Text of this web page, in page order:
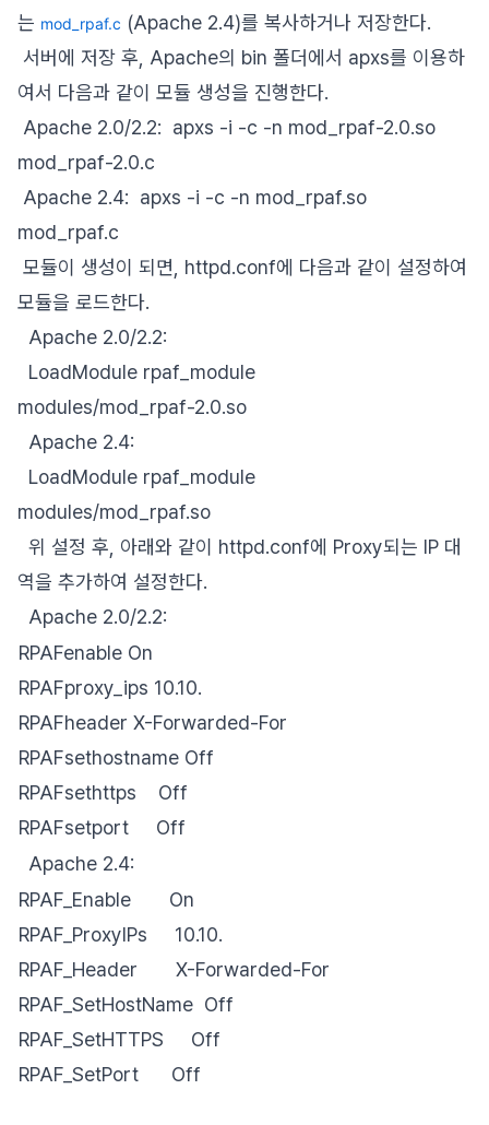
는 mod_rpaf.c (Apache 2.4)를 복사하거나 저장한다.
서버에 저장 후, Apache의 bin 폴더에서 apxs를 이용하
여서 다음과 같이 모듈 생성을 진행한다.
Apache 2.0/2.2: apxs -i -c -n mod_rpaf-2.0.so
mod_rpaf-2.0.c
Apache 2.4: apxs -i -c -n mod_rpaf.so
mod_rpaf.c
모듈이 생성이 되면, httpd.conf에 다음과 같이 설정하여
모듈을 로드한다.
Apache 2.0/2.2:
LoadModule rpaf_module
modules/mod_rpaf-2.0.so
Apache 2.4:
LoadModule rpaf_module
modules/mod_rpaf.so
위 설정 후, 아래와 같이 httpd.conf에 Proxy되는 IP 대
역을 추가하여 설정한다.
Apache 2.0/2.2:
RPAFenable On
RPAFproxy_ips 10.10.
RPAFheader X-Forwarded-For
RPAFsethostname Off
RPAFsethttps Off
RPAFsetport Off
Apache 2.4:
RPAF_Enable On
RPAF_ProxyIPs 10.10.
RPAF_Header X-Forwarded-For
RPAF_SetHostName Off
RPAF_SetHTTPS Off
RPAF_SetPort Off